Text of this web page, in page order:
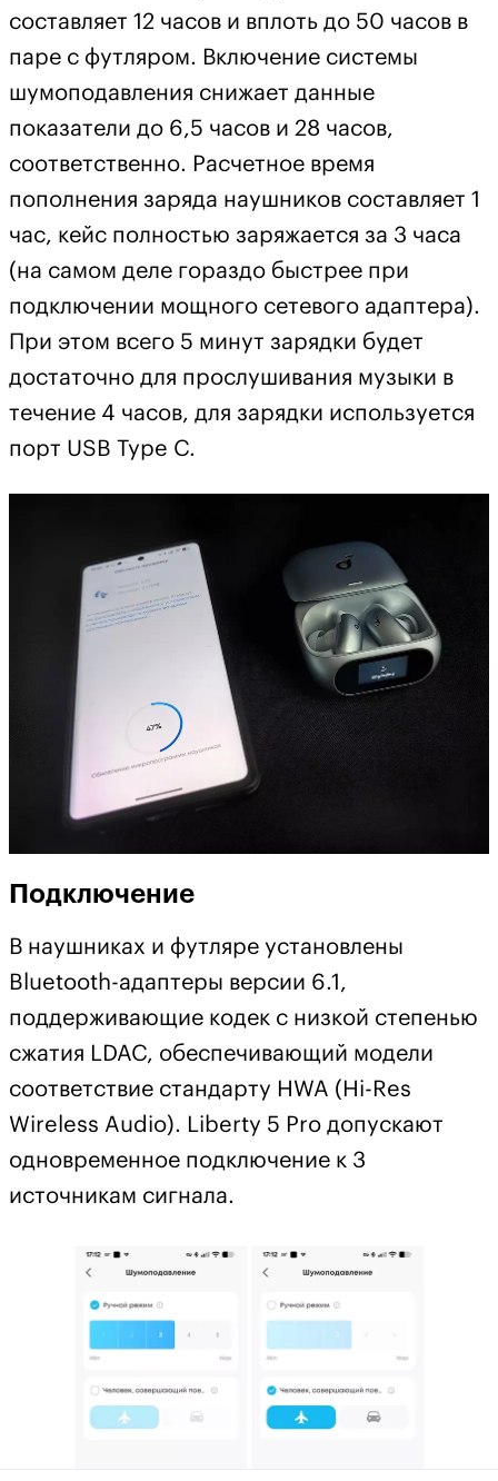
составляет 12 часов и вплоть до 50 часов в
паре с футляром. Включение системы
шумоподавления снижает данные
показатели до 6,5 часов и 28 часов,
соответственно. Расчетное время
пополнения заряда наушников составляет 1
час, кейс полностью заряжается за 3 часа
(на самом деле гораздо быстрее при
подключении мощного сетевого адаптера).
При этом всего 5 минут зарядки будет
достаточно для прослушивания музыки в
течение 4 часов, для зарядки используется
порт USB Type C.
Подключение
В наушниках и футляре установлены
Bluetooth-адаптеры версии 6.1,
поддерживающие кодек с низкой степенью
сжатия LDAC, обеспечивающий модели
соответствие стандарту HWA (Hi-Res
Wireless Audio). Liberty 5 Pro допускают
одновременное подключение к 3
источникам сигнала.